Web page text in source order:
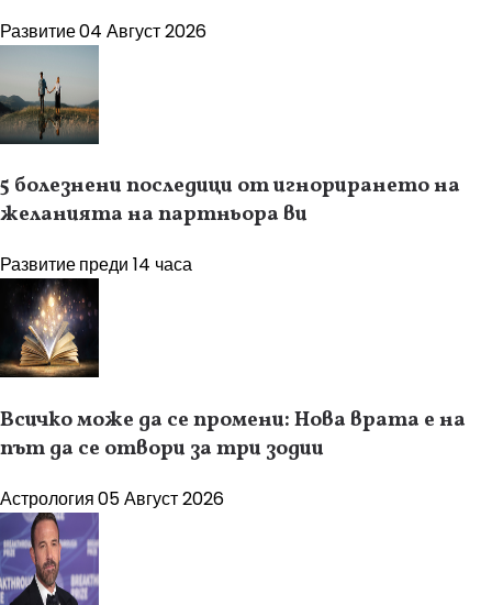
Развитие04 Август 2026
5 болезнени последици от игнорирането на
желанията на партньора ви
Развитиепреди 14 часа
Всичко може да се промени: Нова врата е на
път да се отвори за три зодии
Астрология05 Август 2026